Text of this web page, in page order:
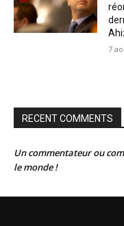
7
RECENT COMMENTS
Un commentateur ou
le monde !